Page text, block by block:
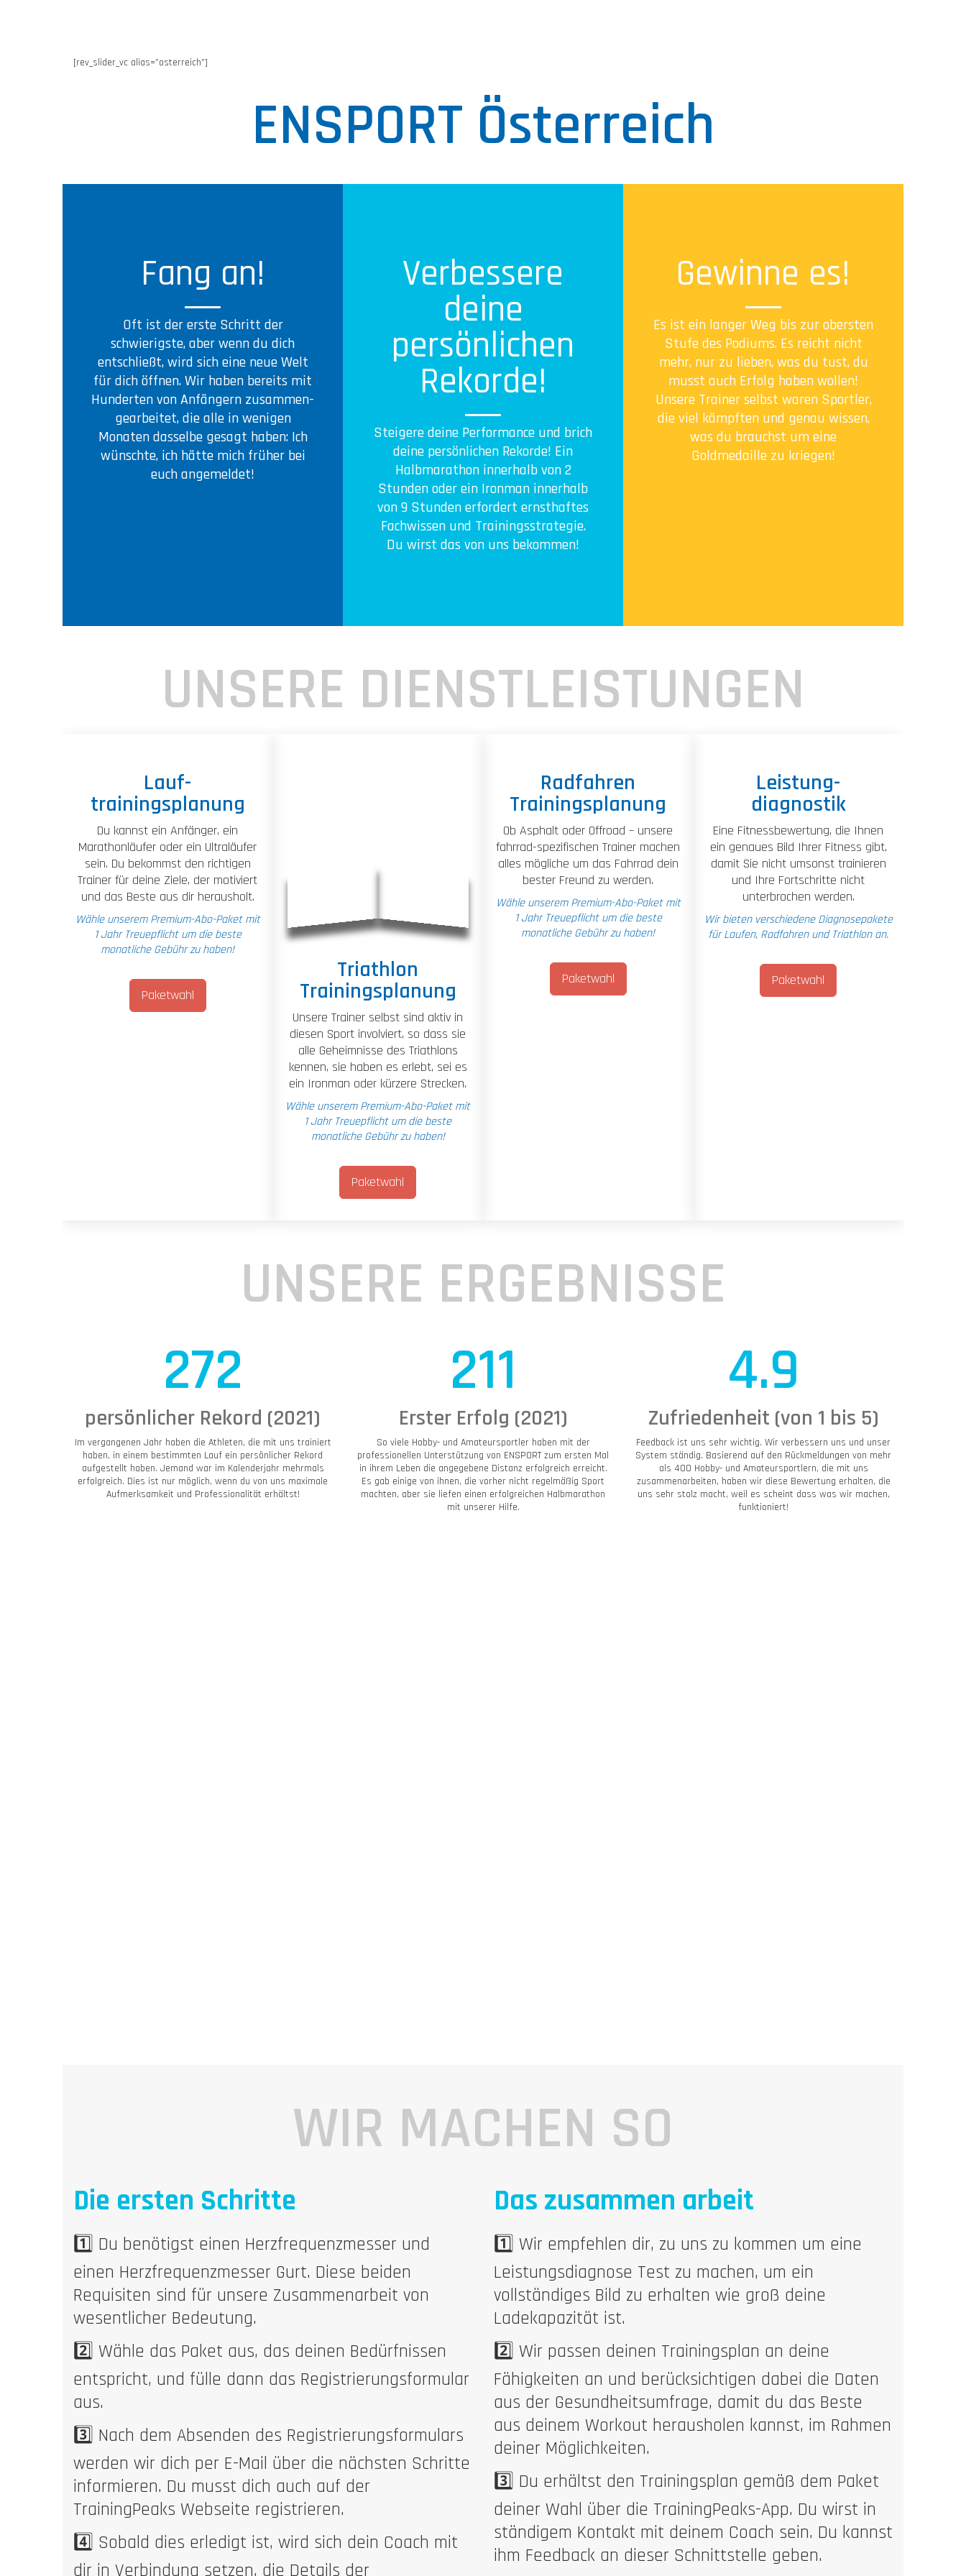
[rev_slider_vc alias=”osterreich”]
ENSPORT Österreich
Fang an!
Oft ist der erste Schritt der
schwierigste, aber wenn du dich
entschließt, wird sich eine neue Welt
für dich öffnen. Wir haben bereits mit
Hunderten von Anfängern zusammen-
gearbeitet, die alle in wenigen
Monaten dasselbe gesagt haben: Ich
wünschte, ich hätte mich früher bei
euch angemeldet!
Verbessere
deine
persönlichen
Rekorde!
Steigere deine Performance und brich
deine persönlichen Rekorde! Ein
Halbmarathon innerhalb von 2
Stunden oder ein Ironman innerhalb
von 9 Stunden erfordert ernsthaftes
Fachwissen und Trainingsstrategie.
Du wirst das von uns bekommen!
Gewinne es!
Es ist ein langer Weg bis zur obersten
Stufe des Podiums. Es reicht nicht
mehr, nur zu lieben, was du tust, du
musst auch Erfolg haben wollen!
Unsere Trainer selbst waren Sportler,
die viel kämpften und genau wissen,
was du brauchst um eine
Goldmedaille zu kriegen!
UNSERE DIENSTLEISTUNGEN
Lauf-
trainingsplanung
Du kannst ein Anfänger, ein
Marathonläufer oder ein Ultraläufer
sein. Du bekommst den richtigen
Trainer für deine Ziele, der motiviert
und das Beste aus dir herausholt.
Wähle unserem Premium-Abo-Paket mit
1 Jahr Treuepflicht um die beste
monatliche Gebühr zu haben!
Paketwahl
Triathlon
Trainingsplanung
Unsere Trainer selbst sind aktiv in
diesen Sport involviert, so dass sie
alle Geheimnisse des Triathlons
kennen, sie haben es erlebt, sei es
ein Ironman oder kürzere Strecken.
Wähle unserem Premium-Abo-Paket mit
1 Jahr Treuepflicht um die beste
monatliche Gebühr zu haben!
Paketwahl
Radfahren
Trainingsplanung
Ob Asphalt oder Offroad – unsere
fahrrad-spezifischen Trainer machen
alles mögliche um das Fahrrad dein
bester Freund zu werden.
Wähle unserem Premium-Abo-Paket mit
1 Jahr Treuepflicht um die beste
monatliche Gebühr zu haben!
Paketwahl
Leistung-
diagnostik
Eine Fitnessbewertung, die Ihnen
ein genaues Bild Ihrer Fitness gibt,
damit Sie nicht umsonst trainieren
und Ihre Fortschritte nicht
unterbrochen werden.
Wir bieten verschiedene Diagnosepakete
für Laufen, Radfahren und Triathlon an.
Paketwahl
UNSERE ERGEBNISSE
272
persönlicher Rekord (2021)
Im vergangenen Jahr haben die Athleten, die mit uns trainiert
haben, in einem bestimmten Lauf ein persönlicher Rekord
aufgestellt haben. Jemand war im Kalenderjahr mehrmals
erfolgreich. Dies ist nur möglich, wenn du von uns maximale
Aufmerksamkeit und Professionalität erhältst!
211
Erster Erfolg (2021)
So viele Hobby- und Amateursportler haben mit der
professionellen Unterstützung von ENSPORT zum ersten Mal
in ihrem Leben die angegebene Distanz erfolgreich erreicht.
Es gab einige von ihnen, die vorher nicht regelmäßig Sport
machten, aber sie liefen einen erfolgreichen Halbmarathon
mit unserer Hilfe.
4.9
Zufriedenheit (von 1 bis 5)
Feedback ist uns sehr wichtig. Wir verbessern uns und unser
System ständig. Basierend auf den Rückmeldungen von mehr
als 400 Hobby- und Amateursportlern, die mit uns
zusammenarbeiten, haben wir diese Bewertung erhalten, die
uns sehr stolz macht, weil es scheint dass was wir machen,
funktioniert!
WIR MACHEN SO
Die ersten Schritte
1️⃣ Du benötigst einen Herzfrequenzmesser und
einen Herzfrequenzmesser Gurt. Diese beiden
Requisiten sind für unsere Zusammenarbeit von
wesentlicher Bedeutung.
2️⃣ Wähle das Paket aus, das deinen Bedürfnissen
entspricht, und fülle dann das Registrierungsformular
aus.
3️⃣ Nach dem Absenden des Registrierungsformulars
werden wir dich per E-Mail über die nächsten Schritte
informieren. Du musst dich auch auf der
TrainingPeaks Webseite registrieren.
4️⃣ Sobald dies erledigt ist, wird sich dein Coach mit
dir in Verbindung setzen, die Details der
Das zusammen arbeit
1️⃣ Wir empfehlen dir, zu uns zu kommen um eine
Leistungsdiagnose Test zu machen, um ein
vollständiges Bild zu erhalten wie groß deine
Ladekapazität ist.
2️⃣ Wir passen deinen Trainingsplan an deine
Fähigkeiten an und berücksichtigen dabei die Daten
aus der Gesundheitsumfrage, damit du das Beste
aus deinem Workout herausholen kannst, im Rahmen
deiner Möglichkeiten.
3️⃣ Du erhältst den Trainingsplan gemäß dem Paket
deiner Wahl über die TrainingPeaks-App. Du wirst in
ständigem Kontakt mit deinem Coach sein. Du kannst
ihm Feedback an dieser Schnittstelle geben.